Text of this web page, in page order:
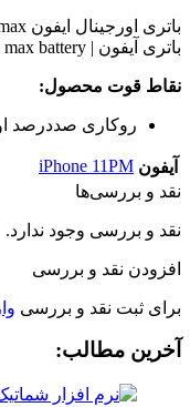
باتری آیفون | iphone 11 Pro max battery
نقاط قوت محصول:
روکاری صددرصد
آیفون iPhone 11PM
نقد و بررسی‌ها
نقد و بررسی وجود ندارد.
افزودن نقد و بررسی
برای ثبت نقد و بررسی
آخرین مطالب: